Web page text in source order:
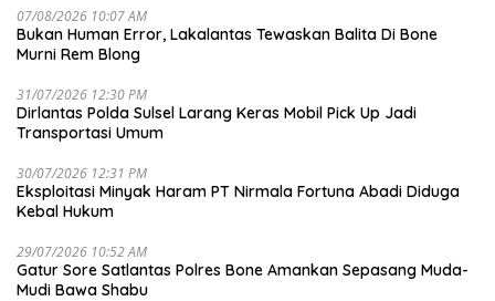
07/08/2026 10:07 AM
Bukan Human Error, Lakalantas Tewaskan Balita Di Bone
Murni Rem Blong
31/07/2026 12:30 PM
Dirlantas Polda Sulsel Larang Keras Mobil Pick Up Jadi
Transportasi Umum
30/07/2026 12:31 PM
Eksploitasi Minyak Haram PT Nirmala Fortuna Abadi Diduga
Kebal Hukum
29/07/2026 10:52 AM
Gatur Sore Satlantas Polres Bone Amankan Sepasang Muda-
Mudi Bawa Shabu